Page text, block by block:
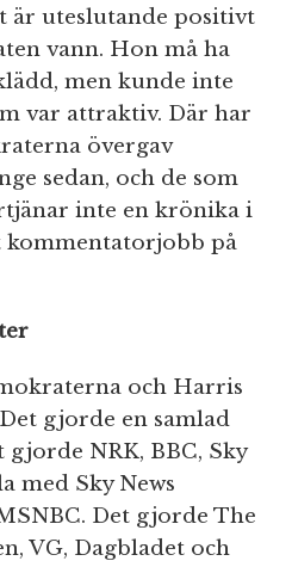
är uteslutande positivt
vann. Hon må ha
men kunde inte
var attraktiv. Där har
övergav
sedan, och de som
inte en krönika i
kommentatorjobb på
och Harris
gjorde en samlad
gjorde NRK, BBC, Sky
med Sky News
Det gjorde The
VG, Dagbladet och